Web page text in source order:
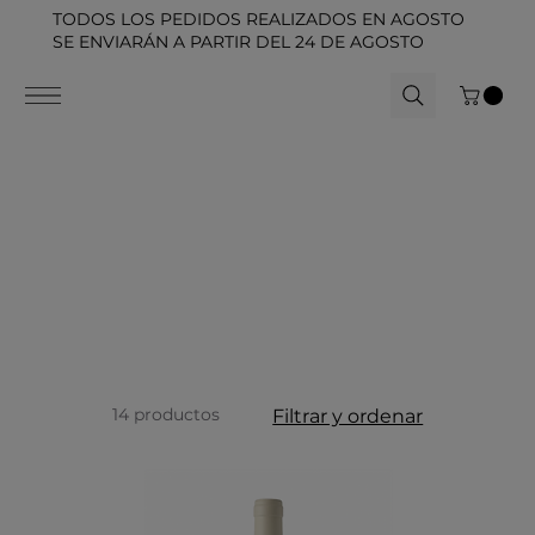
TODOS LOS PEDIDOS REALIZADOS EN AGOSTO
SE ENVIARÁN A PARTIR DEL 24 DE AGOSTO
14 productos Filtrar y ordenar